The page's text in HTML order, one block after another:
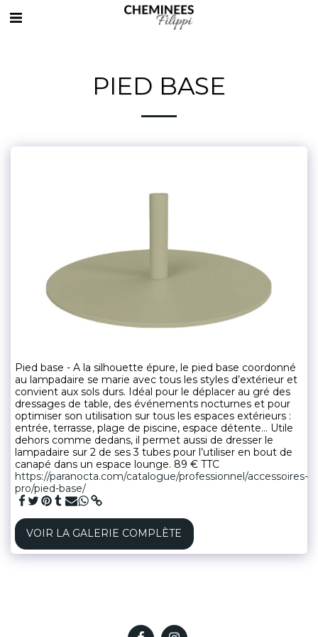
PIED BASE
Pied base - A la silhouette épure, le pied base coordonné
au lampadaire se marie avec tous les styles d’extérieur et
convient aux sols durs. Idéal pour le déplacer au gré des
dressages de table, des événements nocturnes et pour
optimiser son utilisation sur tous les espaces extérieurs :
entrée, terrasse, plage de piscine, espace détente… Utile
dehors comme dedans, il permet aussi de dresser le
lampadaire sur 2 de ses 3 tubes pour l’utiliser en bout de
canapé dans un espace lounge. 89 € TTC
https://paranocta.com/catalogue/professionnel/accessoires-
pro/pied-base/
VOIR LA GALERIE COMPLÈTE